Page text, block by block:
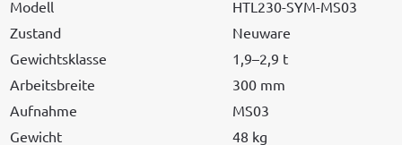
Mod­ell
HTL230-SYM-MS03
Zus­tand
Neuware
Gewicht­sklasse
1,9–2,9 t
Arbeits­bre­ite
300 mm
Auf­nahme
MS03
Gewicht
48 kg